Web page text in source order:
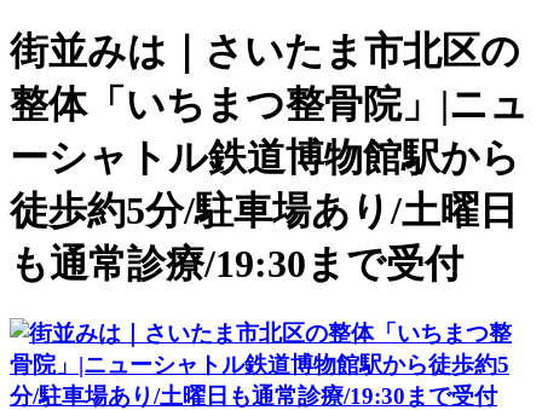
街並みは｜さいたま市北区の
整体「いちまつ整骨院」|ニュ
ーシャトル鉄道博物館駅から
徒歩約5分/駐車場あり/土曜日
も通常診療/19:30まで受付